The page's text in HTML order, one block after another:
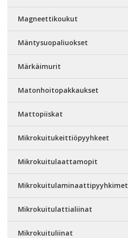
Magneettikoukut
Mäntysuopaliuokset
Märkäimurit
Matonhoitopakkaukset
Mattopiiskat
Mikrokuitukeittiöpyyhkeet
Mikrokuitulaattamopit
Mikrokuitulaminaattipyyhkimet
Mikrokuitulattialiinat
Mikrokuituliinat